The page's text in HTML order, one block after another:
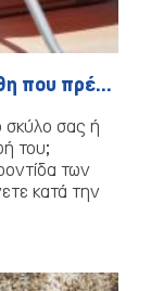
Φροντίδα κατοικίδιων ζώων: 5 λάθη που πρέπει να αποφύγετε κατά την καλοκαιρινή περίοδο
σκύλο σας ή
του;
των
κατά την